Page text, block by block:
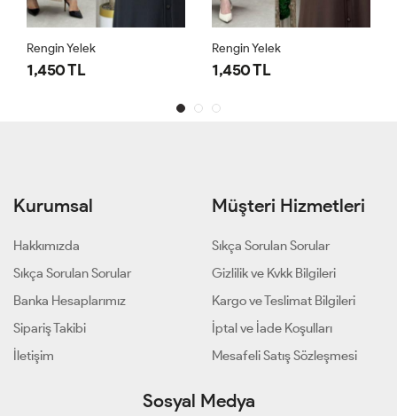
Rengin Yelek
1,450 TL
Rengin Yelek
1,450 TL
Kurumsal
Hakkımızda
Sıkça Sorulan Sorular
Banka Hesaplarımız
Sipariş Takibi
İletişim
Müşteri Hizmetleri
Sıkça Sorulan Sorular
Gizlilik ve Kvkk Bilgileri
Kargo ve Teslimat Bilgileri
İptal ve İade Koşulları
Mesafeli Satış Sözleşmesi
Sosyal Medya